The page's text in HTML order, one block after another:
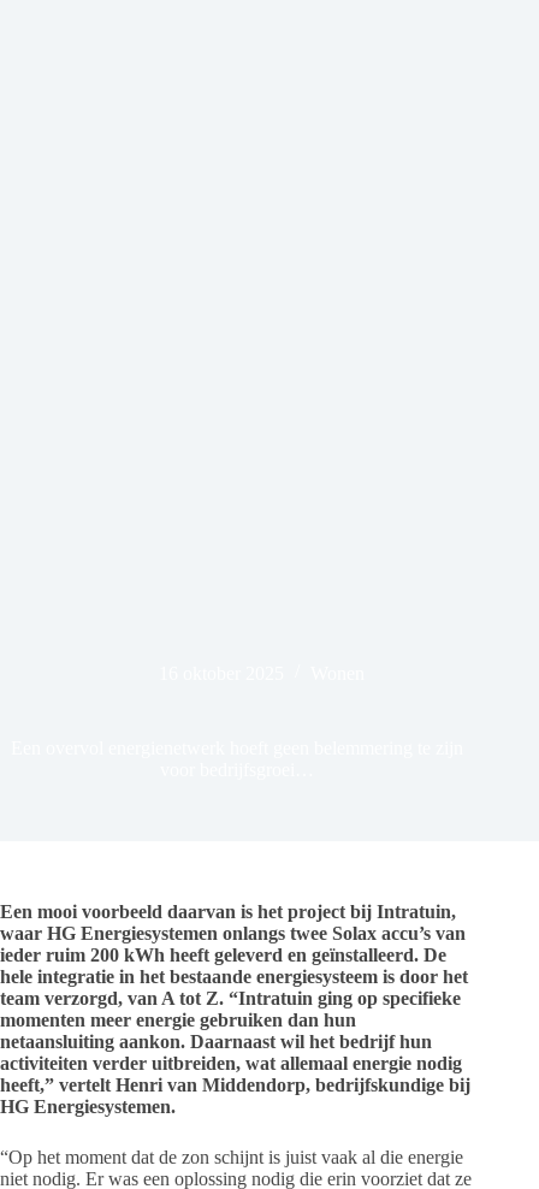
Een mooi voorbeeld daarvan is het project bij Intratuin,
waar HG Energiesystemen onlangs twee Solax accu’s van
ieder ruim 200 kWh heeft geleverd en geïnstalleerd. De
hele integratie in het bestaande energiesysteem is door het
team verzorgd, van A tot Z. “Intratuin ging op specifieke
momenten meer energie gebruiken dan hun
netaansluiting aankon. Daarnaast wil het bedrijf hun
activiteiten verder uitbreiden, wat allemaal energie nodig
heeft,” vertelt Henri van Middendorp, bedrijfskundige bij
HG Energiesystemen.
“Op het moment dat de zon schijnt is juist vaak al die energie
niet nodig. Er was een oplossing nodig die erin voorziet dat ze